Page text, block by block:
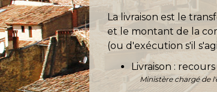
La livraison est le
et le montant de la
(ou d'exécution s'il
Livraison :
Ministère chargé de